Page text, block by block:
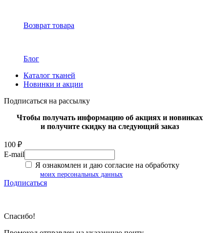
Возврат товара
Блог
Каталог тканей
Новинки и акции
Подписаться на рассылку
Чтобы получать информацию об акциях и новинках
и получите скидку на следующий заказ
100 ₽
E-mail
Я ознакомлен и даю согласие на обработку
моих персональных данных
Подписаться
Спасибо!